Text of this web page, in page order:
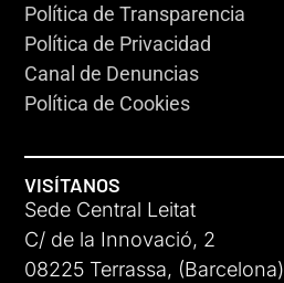
Política de Transparencia
Política de Privacidad
Canal de Denuncias
Política de Cookies
VISÍTANOS
Sede Central Leitat
C/ de la Innovació, 2
08225 Terrassa, (Barcelona)